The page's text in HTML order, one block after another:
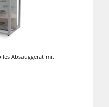
Absauggerät mit